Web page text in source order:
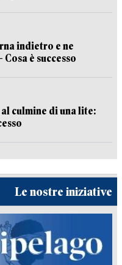
indietro e ne
è successo
culmine di una lite:
Le nostre iniziative